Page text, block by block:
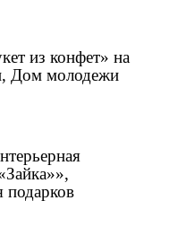
из конфет» на
Дом молодежи
подарков